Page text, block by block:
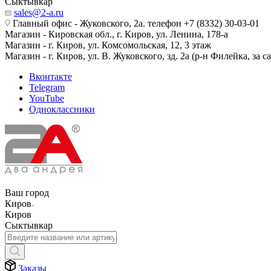
sales@2-a.ru
Главный офис - Жуковского, 2а. телефон +7 (8332) 30-03-01
Магазин - Кировская обл., г. Киров, ул. Ленина, 178-а
Магазин - г. Киров, ул. Комсомольская, 12, 3 этаж
Магазин - г. Киров, ул. В. Жуковского, зд. 2а (р-н Филейка, за
Вконтакте
Telegram
YouTube
Одноклассники
Ваш город
Киров
Киров
Сыктывкар
Заказы